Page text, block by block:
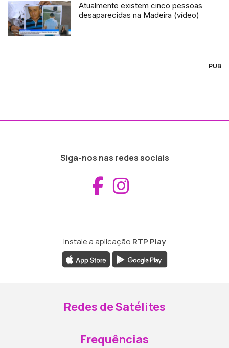
Atualmente existem cinco pessoas
desaparecidas na Madeira (vídeo)
PUB
Siga-nos nas redes sociais
Aceder ao
Instale a aplicação RTP Play
Redes de Satélites
Frequências